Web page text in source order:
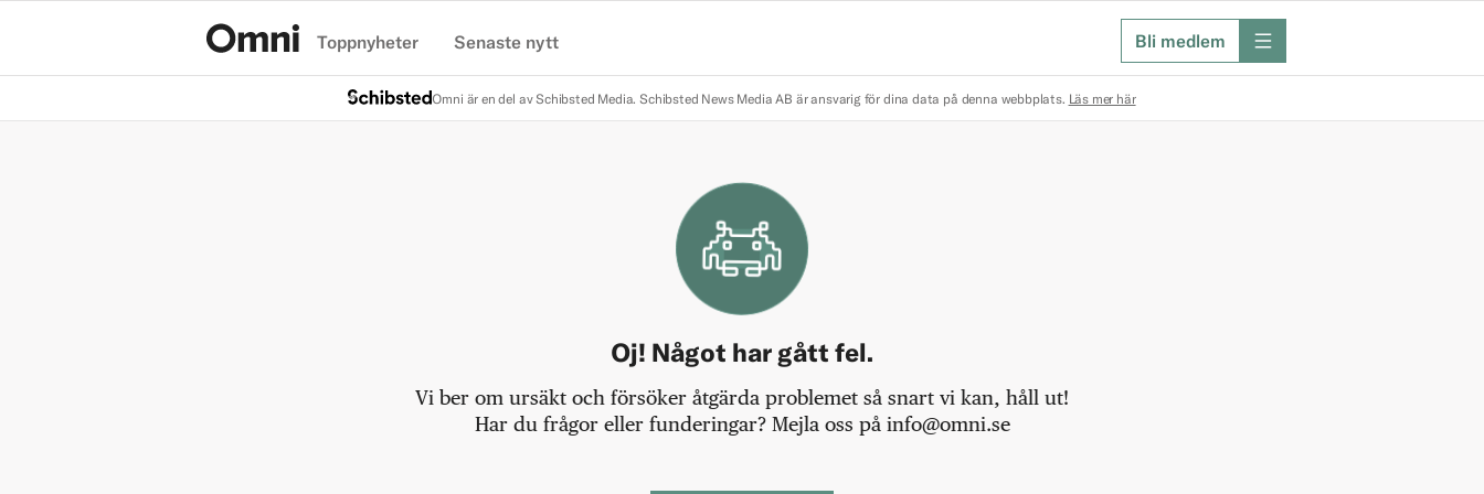
Toppnyheter Senaste nytt Bli medlem meny
Omni är en del av Schibsted Media. Schibsted News Media AB är ansvarig för dina data på denna webbplats. Läs mer här
Oj! Något har gått fel.
Vi ber om ursäkt och försöker åtgärda problemet så snart vi kan, håll ut!
Har du frågor eller funderingar? Mejla oss på info@omni.se